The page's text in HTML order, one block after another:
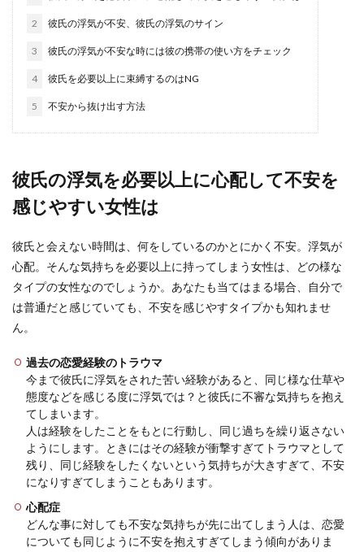
お付き合いしている彼氏に秘密が多いと、そのお
付き合い自体を不安に感じることもありますよ
ね。自分は彼氏...
同棲準備で彼氏と喧嘩！解決策と喧嘩
をしないためのポイント
結婚を前提にお付き合いをしている彼氏と同棲を
計画。同棲準備をしているときに喧嘩をしてしま
ったら、どう...
男の一人暮らしに彼女の手料理を！自
炊が苦手な彼に作りたい料理
す。そんな男...
カラオケに彼氏と行くことになった
が、どんな曲を歌えば良いのか
カラオケデートは、お付き合いしているカップル
2 彼氏の浮気が不安、彼氏の浮気のサイン
3 彼氏の浮気が不安な時には彼の携帯の使い方をチェック
4 彼氏を必要以上に束縛するのはNG
5 不安から抜け出す方法
彼氏の浮気を必要以上に心配して不安を
感じやすい女性は
彼氏と会えない時間は、何をしているのかとにかく不安。浮気が
心配。そんな気持ちを必要以上に持ってしまう女性は、どの様な
タイプの女性なのでしょうか。あなたも当てはまる場合、自分で
は普通だと感じていても、不安を感じやすタイプかも知れませ
ん。
過去の恋愛経験のトラウマ
今まで彼氏に浮気をされた苦い経験があると、同じ様な仕草や
態度などを感じる度に浮気では？と彼氏に不審な気持ちを抱え
てしまいます。
人は経験をしたことをもとに行動し、同じ過ちを繰り返さない
ようにします。ときにはその経験が衝撃すぎてトラウマとして
残り、同じ経験をしたくないという気持ちが大きすぎて、不安
になりすぎてしまうこともあります。
心配症
どんな事に対しても不安な気持ちが先に出てしまう人は、恋愛
についても同じように不安を抱えすぎてしまう傾向がありま